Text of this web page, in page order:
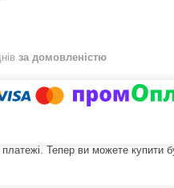
за домовленістю
платежі. Тепер ви можете купити